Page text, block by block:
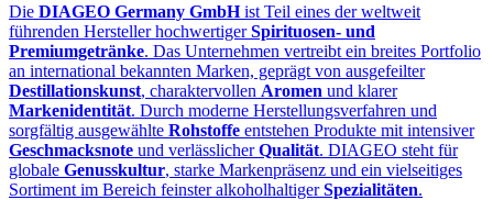
Die DIAGEO Germany GmbHist Teil eines der weltweit
führenden Hersteller hochwertigerSpirituosen‑ und
Premiumgetränke. Das Unternehmen vertreibt ein breites Portfolio
an international bekannten Marken, geprägt von ausgefeilter
Destillationskunst, charaktervollen Aromen und klarer
Markenidentität. Durch moderne Herstellungsverfahren und
sorgfältig ausgewählte Rohstoffe entstehen Produkte mit intensiver
Geschmacksnote und verlässlicherQualität. DIAGEO steht für
globale Genusskultur, starke Markenpräsenz und ein vielseitiges
Sortiment im Bereich feinster alkoholhaltigerSpezialitäten.